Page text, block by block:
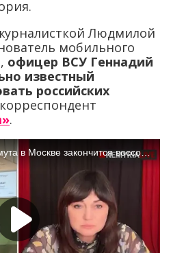
Людмилой
мобильного
офицер ВСУ Геннадий
известный
российских
.